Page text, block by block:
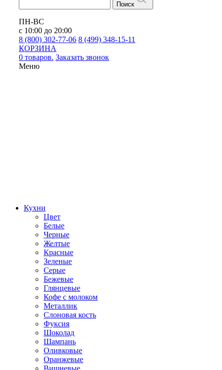
Поиск
ПН-ВС
с 10:00 до 20:00
8 (800) 302-77-06 8 (499) 348-15-11
КОРЗИНА
0 товаров. Заказать звонок
Меню
Кухни
Цвет
Белые
Черные
Желтые
Красные
Зеленые
Серые
Бежевые
Глянцевые
Кофе с молоком
Металлик
Слоновая кость
Фуксия
Шоколад
Шампань
Оливковые
Оранжевые
Вишневые